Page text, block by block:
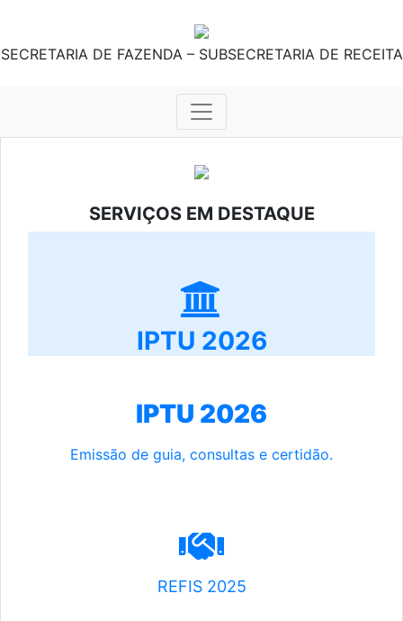
SECRETARIA DE FAZENDA – SUBSECRETARIA DE RECEITA
SERVIÇOS EM DESTAQUE
IPTU 2026
IPTU 2026
Emissão de guia, consultas e certidão.
REFIS 2025